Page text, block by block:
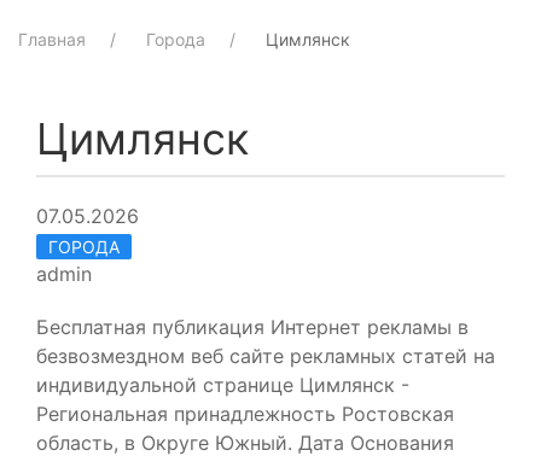
Главная Города Цимлянск
Цимлянск
07.05.2026
ГОРОДА
admin
Бесплатная публикация Интернет рекламы в
безвозмездном веб сайте рекламных статей на
индивидуальной странице Цимлянск -
Региональная принадлежность Ростовская
область, в Округе Южный. Дата Основания